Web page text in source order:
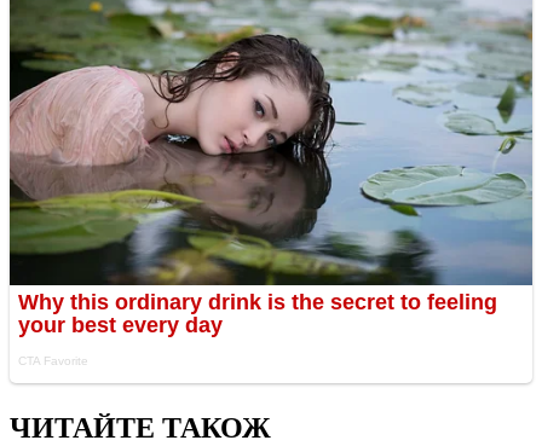
ЧИТАЙТЕ ТАКОЖ